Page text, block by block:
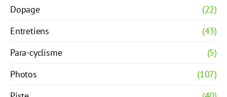
Dopage
(22)
Entretiens
(43)
Para-cyclisme
(5)
Photos
(107)